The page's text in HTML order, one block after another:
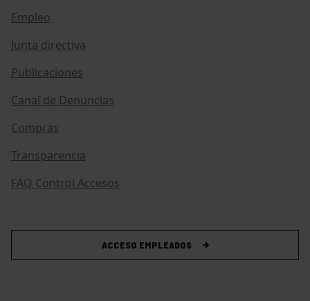
Empleo
Junta directiva
Publicaciones
Canal de Denuncias
Compras
Transparencia
FAQ Control Accesos
ACCESO EMPLEADOS